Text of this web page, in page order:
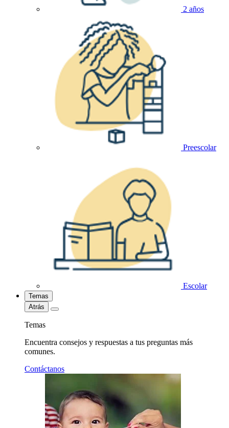
2 años
Preescolar
Escolar
Temas
Atrás
Temas
Encuentra consejos y respuestas a tus preguntas más
comunes.
Contáctanos